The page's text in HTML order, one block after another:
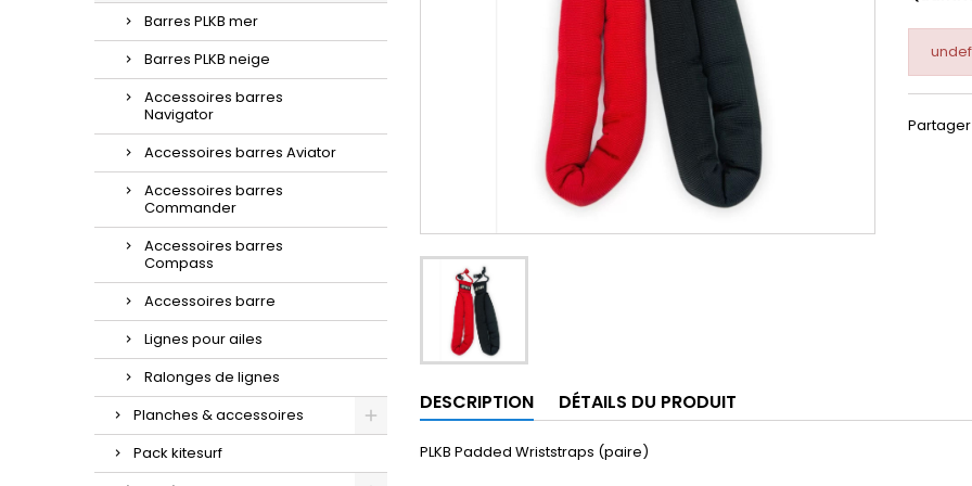
Barres PLKB mer
Barres PLKB neige
Accessoires barres
Navigator
Accessoires barres Aviator
Accessoires barres
Commander
Accessoires barres
Compass
Accessoires barre
Lignes pour ailes
Ralonges de lignes
Planches & accessoires
Pack kitesurf
Partager
DESCRIPTION DÉTAILS DU PRODUIT
PLKB Padded Wriststraps (paire)